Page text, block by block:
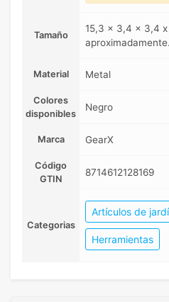
Tamaño
15,3 x 3,4 x 3,4
aproximadamente.
Material Metal
Colores
disponibles
Negro
Marca GearX
Código
GTIN
8714612128169
Categorias
Artículos de
Herramientas